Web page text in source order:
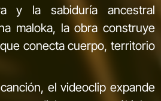
y la sabiduría ancestral
maloka, la obra construye
conecta cuerpo, territorio
el videoclip expande